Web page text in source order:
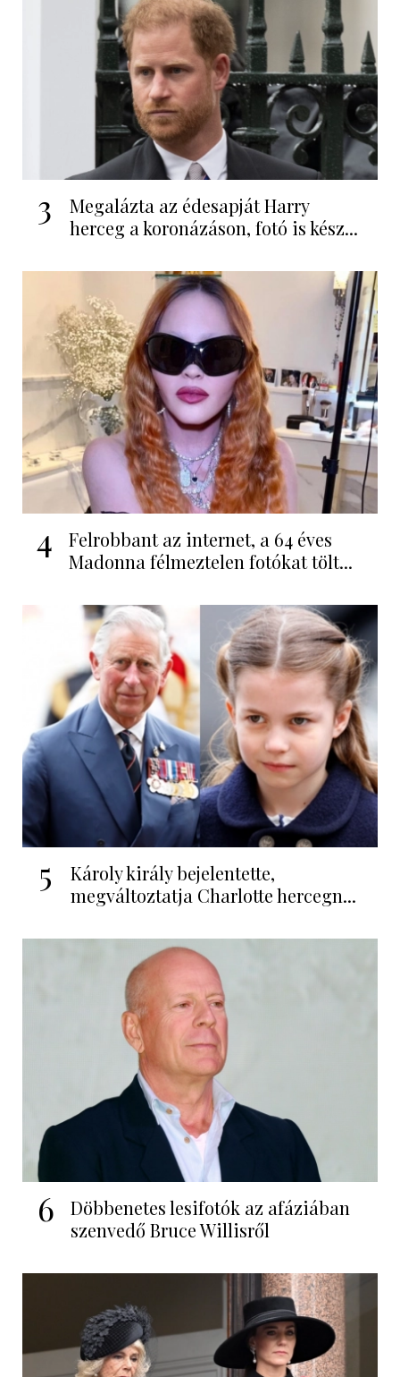
3
Megalázta az édesapját Harry
herceg a koronázáson, fotó is kész...
4
Felrobbant az internet, a 64 éves
Madonna félmeztelen fotókat tölt...
5
Károly király bejelentette,
megváltoztatja Charlotte hercegn...
6
Döbbenetes lesifotók az afáziában
szenvedő Bruce Willisről